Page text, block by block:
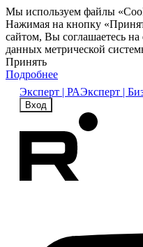
Мы используем файлы
Нажимая на кнопку
сайтом, Вы соглашаетесь
данных метрической
Принять
Подробнее
Эксперт | РАЭксперт |
Вход